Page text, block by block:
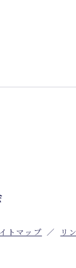
トマップ リ